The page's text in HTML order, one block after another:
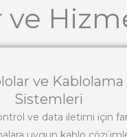
ve
ve Kablolama
Sistemleri
ve data iletimi için